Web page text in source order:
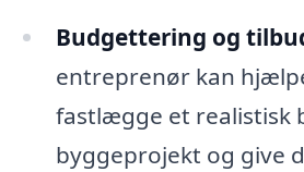
Budgettering og
entreprenør kan
fastlægge et realistisk
byggeprojekt og give